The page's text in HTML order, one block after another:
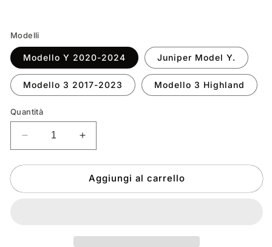
Modelli
Modello Y 2020-2024 Juniper Model Y.
Modello 3 2017-2023 Modello 3 Highland
Quantità
Diminuire
la
quantità
Topabyte
Aumenta
la
quantità
per
Topabyte
Aggiungi al carrello